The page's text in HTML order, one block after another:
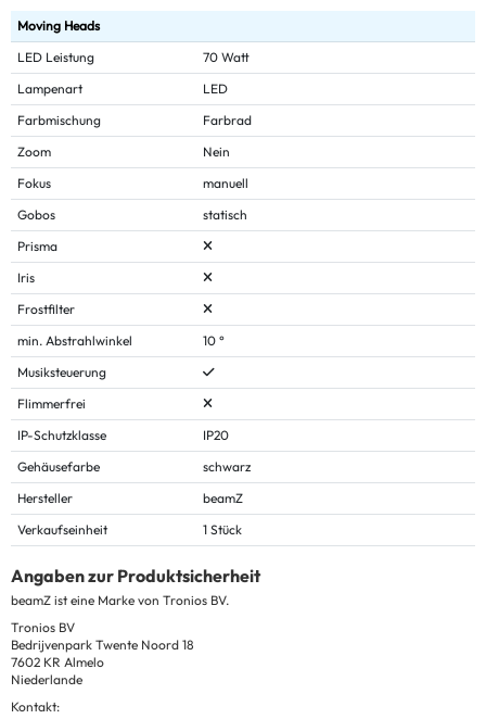
Moving Heads
LED Leistung
70 Watt
Lampenart
LED
Farbmischung
Farbrad
Zoom
Nein
Fokus
manuell
Gobos
statisch
Prisma
Iris
Frostfilter
min. Abstrahlwinkel
10 °
Musiksteuerung
Flimmerfrei
IP-Schutzklasse
IP20
Gehäusefarbe
schwarz
Hersteller
beamZ
Verkaufseinheit
1 Stück
Angaben zur Produktsicherheit
beamZ ist eine Marke von Tronios BV.
Tronios BV
Bedrijvenpark Twente Noord 18
7602 KR Almelo
Niederlande
Kontakt: